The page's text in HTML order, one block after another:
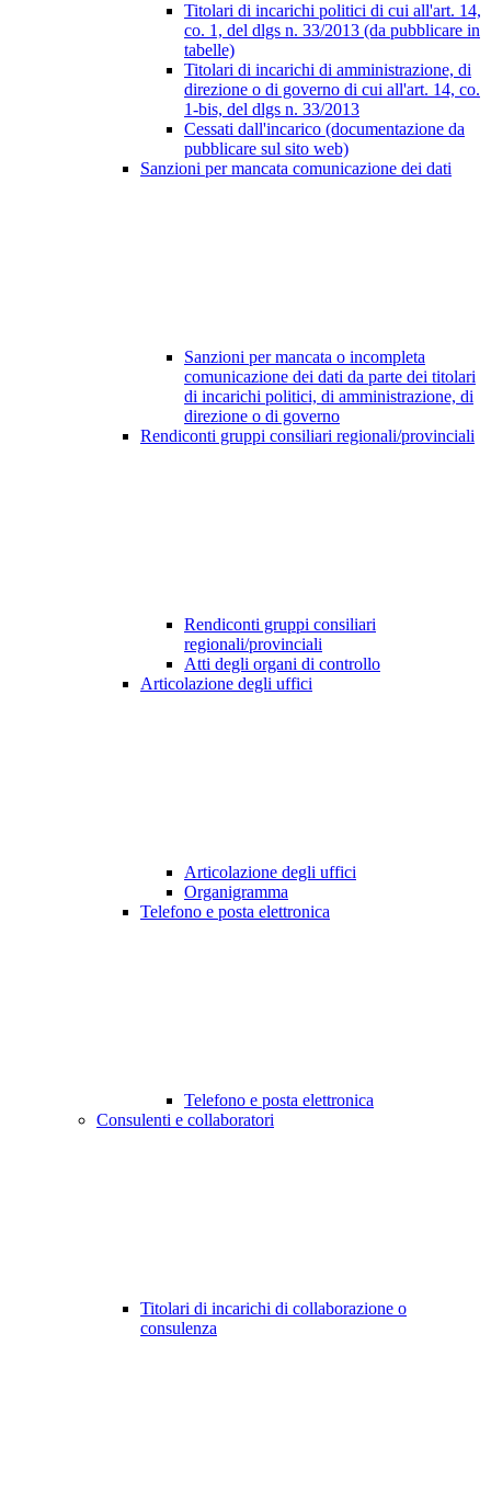
Titolari di incarichi politici di cui all'art. 14,
co. 1, del dlgs n. 33/2013 (da pubblicare in
tabelle)
Titolari di incarichi di amministrazione, di
direzione o di governo di cui all'art. 14, co.
1-bis, del dlgs n. 33/2013
Cessati dall'incarico (documentazione da
pubblicare sul sito web)
Sanzioni per mancata comunicazione dei dati
Sanzioni per mancata o incompleta
comunicazione dei dati da parte dei titolari
di incarichi politici, di amministrazione, di
direzione o di governo
Rendiconti gruppi consiliari regionali/provinciali
Rendiconti gruppi consiliari
regionali/provinciali
Atti degli organi di controllo
Articolazione degli uffici
Articolazione degli uffici
Organigramma
Telefono e posta elettronica
Telefono e posta elettronica
Consulenti e collaboratori
Titolari di incarichi di collaborazione o
consulenza